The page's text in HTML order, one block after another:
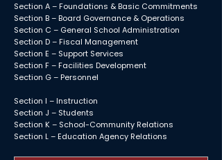
Section A – Foundations & Basic Commitments​
Section B – Board Governance & Operations​
Section C – General School Administration​
Section D – Fiscal Management​
Section E – Support Services​
Section F – Facilities Development​
Section G – Personnel​
Section I – Instruction​
Section J – Students​
Section K – School-Community Relations​
Section L – Education Agency Relations